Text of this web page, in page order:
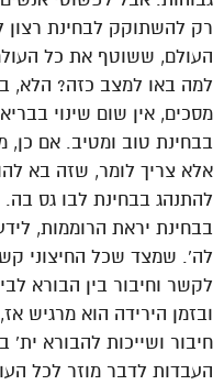
רק להשתוקק לבחינת
העולם, ששוטף את כל
למה באו למצב כזה? הלא,
מסכים, אין שום שינוי
בבחינת טוב ומטיב. אם
אלא צריך לומר, שזה בא
להתנהג בבחינת לבו גס
בבחינת יראת הרוממות,
לה’. שמצד שכל החיצוני
לקשר וחיבור בין הבורא
ובזמן הירידה הוא מרגיש
חיבור ושייכות להבורא
העבדות לדבר מוזר לכל